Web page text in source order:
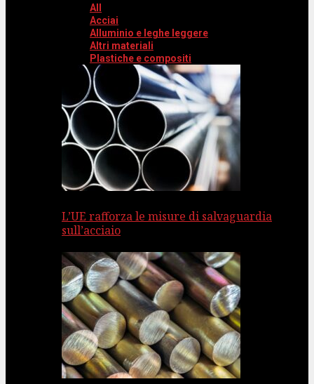
All
Acciai
Alluminio e leghe leggere
Altri materiali
Plastiche e compositi
L’UE rafforza le misure di salvaguardia
sull’acciaio